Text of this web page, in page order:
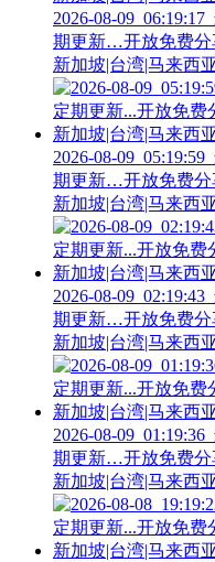
2026-08-
期更新…开放免费分
新加坡|台湾|马来西
2026-08-
期更新…开放免费分
新加坡|台湾|马来西
2026-08-
期更新…开放免费分
新加坡|台湾|马来西
2026-08-
期更新…开放免费分
新加坡|台湾|马来西